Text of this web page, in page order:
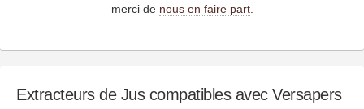
merci de nous en faire part.
Extracteurs de Jus compatibles avec Versapers